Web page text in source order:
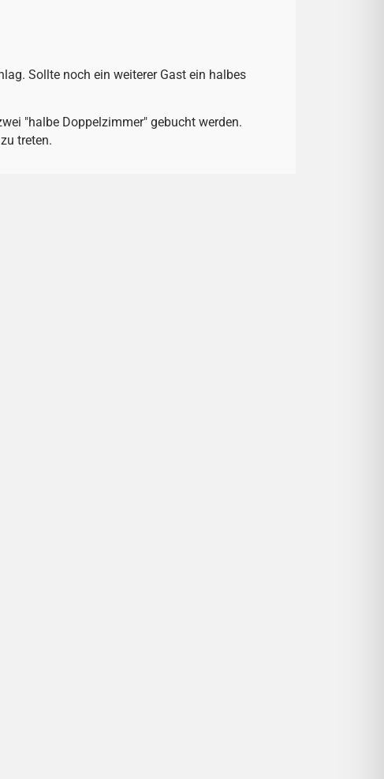
Sollte noch ein weiterer Gast ein halbes
"halbe Doppelzimmer" gebucht werden.
treten.